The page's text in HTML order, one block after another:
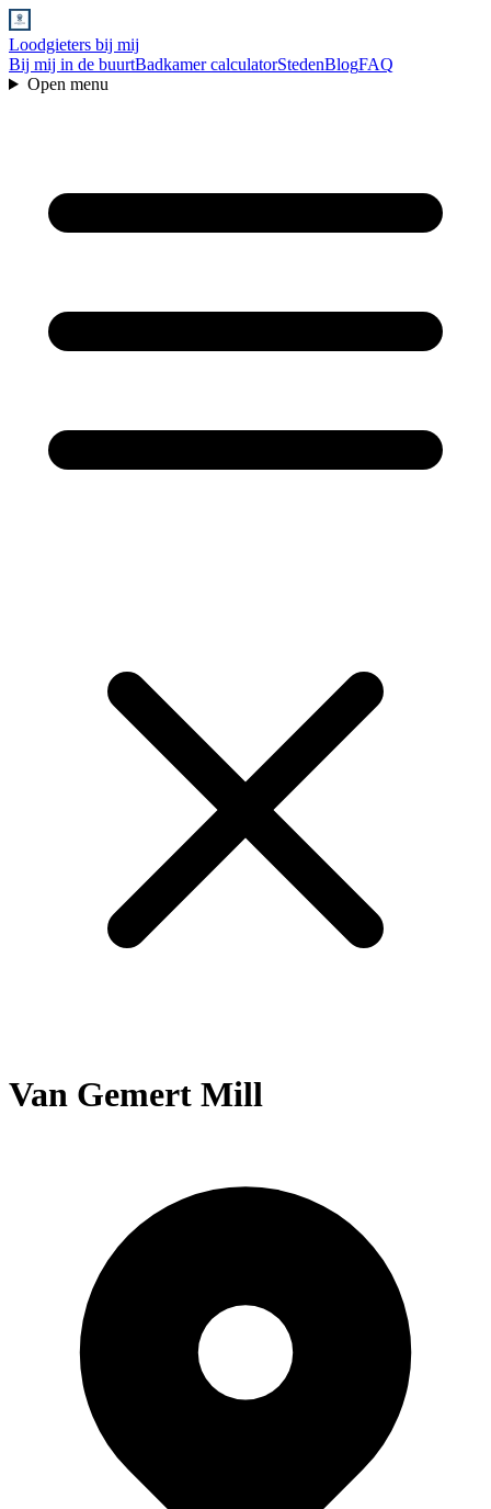
Loodgieters bij mij
Bij mij in de buurtBadkamer calculatorStedenBlogFAQ
Open menu
Van Gemert Mill